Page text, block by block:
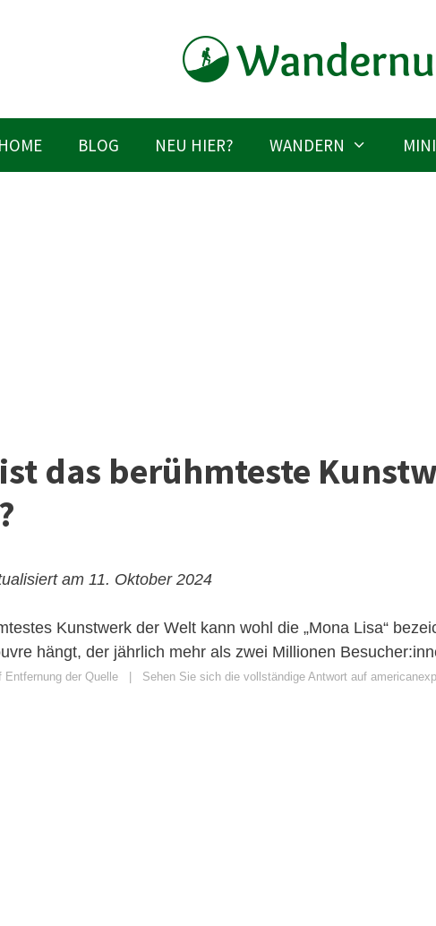
HOME BLOG NEU HIER? WANDERN
das berühmteste
am 11. Oktober 2024
Kunstwerk der Welt kann wohl die „Mona Lisa“
hängt, der jährlich mehr als zwei Millionen
Entfernung der Quelle Sehen Sie sich die vollständige Antwort auf